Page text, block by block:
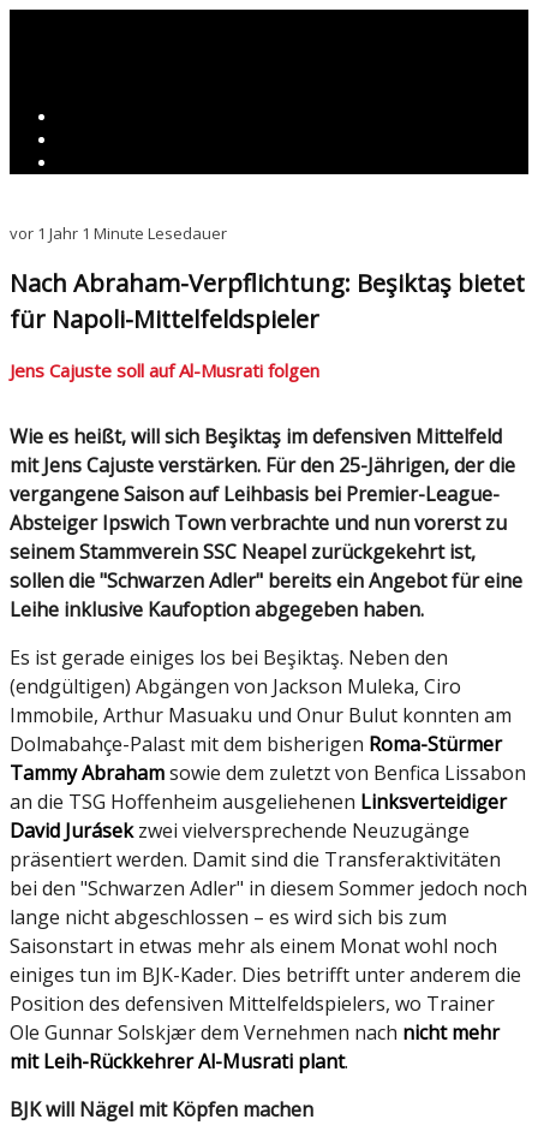
vor 1 Jahr 1 Minute Lesedauer
Nach Abraham-Verpflichtung: Beşiktaş bietet
für Napoli-Mittelfeldspieler
Jens Cajuste soll auf Al-Musrati folgen
Wie es heißt, will sich Beşiktaş im defensiven Mittelfeld
mit Jens Cajuste verstärken. Für den 25-Jährigen, der die
vergangene Saison auf Leihbasis bei Premier-League-
Absteiger Ipswich Town verbrachte und nun vorerst zu
seinem Stammverein SSC Neapel zurückgekehrt ist,
sollen die "Schwarzen Adler" bereits ein Angebot für eine
Leihe inklusive Kaufoption abgegeben haben.
Es ist gerade einiges los bei Beşiktaş. Neben den
(endgültigen) Abgängen von Jackson Muleka, Ciro
Immobile, Arthur Masuaku und Onur Bulut konnten am
Dolmabahçe-Palast mit dem bisherigen Roma-Stürmer
Tammy Abrahamsowie dem zuletzt von Benfica Lissabon
an die TSG Hoffenheim ausgeliehenen Linksverteidiger
David Jurásekzwei vielversprechende Neuzugänge
präsentiert werden. Damit sind die Transferaktivitäten
bei den "Schwarzen Adler" in diesem Sommer jedoch noch
lange nicht abgeschlossen – es wird sich bis zum
Saisonstart in etwas mehr als einem Monat wohl noch
einiges tun im BJK-Kader. Dies betrifft unter anderem die
Position des defensiven Mittelfeldspielers, wo Trainer
Ole Gunnar Solskjær dem Vernehmen nach nicht mehr
mit Leih-Rückkehrer Al-Musrati plant.
BJK will Nägel mit Köpfen machen